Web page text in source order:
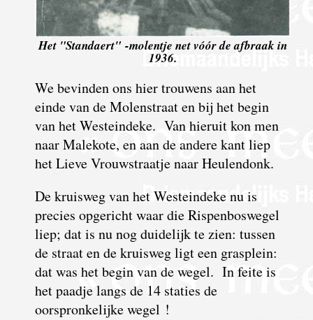
Het "Standaert" -molentje net vóór de afbraak in
1936.
We bevinden ons hier trouwens aan het
einde van de Molenstraat en bij het begin
van het Westeindeke. Van hieruit kon men
naar Malekote, en aan de andere kant liep
het Lieve Vrouwstraatje naar Heulendonk.
De kruisweg van het Westeindeke nu is
precies opgericht waar die Rispenboswegel
liep; dat is nu nog duidelijk te zien: tussen
de straat en de kruisweg ligt een grasplein:
dat was het begin van de wegel. In feite is
het paadje langs de 14 staties de
oorspronkelijke wegel !